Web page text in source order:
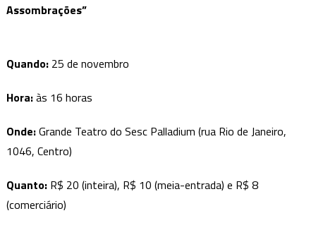
Assombrações”
Quando: 25 de novembro
Hora:às 16 horas
Onde:Grande Teatro do Sesc Palladium (rua Rio de Janeiro,
1046, Centro)
Quanto: R$ 20 (inteira), R$ 10 (meia-entrada) e R$ 8
(comerciário)